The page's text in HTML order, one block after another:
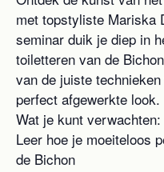
met topstyliste Mariska
seminar duik je diep in
toiletteren van de
van de juiste
perfect afgewerkte look.
Wat je kunt verwachten:
Leer hoe je moeiteloos
de Bichon